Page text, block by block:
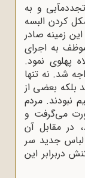
و به
کردن البسه
زمینه صادر
به اجرای
پهلوى نمود.
شد. نه تنها
بلکه بعضى از
نبودند. مردم
مى‌گرفت و
در مقابل آن
جدید سر
دربرابر این